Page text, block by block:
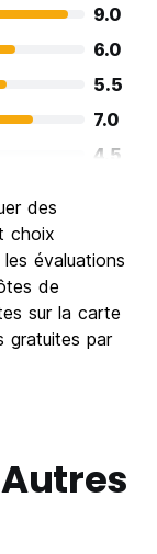
9.0
6.0
5.5
7.0
4.5
3.0
des
choix
évaluations
de
sur la carte
gratuites par